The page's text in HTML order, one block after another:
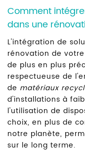
Comment
dans une
L'intégration de
rénovation de
de plus en plus
respectueuse de
de matériaux
d'installations à
l'utilisation de
choix, en plus de
notre planète,
sur le long terme.